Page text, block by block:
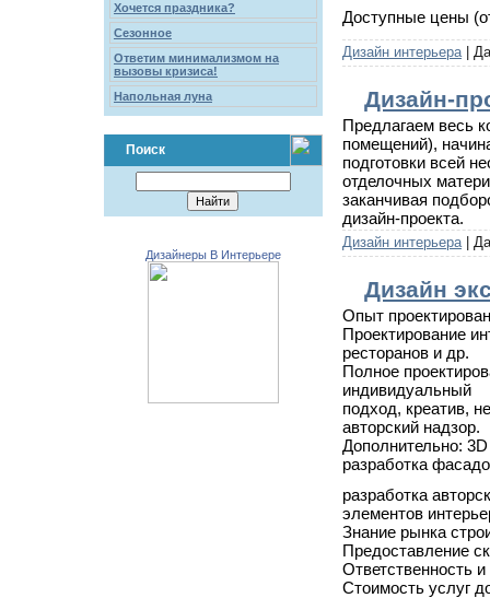
Хочется праздника?
Сезонное
Ответим минимализмом на
вызовы кризиса!
Напольная луна
Поиск
Дизайнеры В Интерьере
Доступные цены
Дизайн интерьера|
Дизайн-
Предлагаем весь
помещений),
подготовки всей
отделочных
заканчивая
дизайн-проекта.
Дизайн интерьера|
Дизайн
Опыт
Проектирование
ресторанов и др.
Полное
индивидуальный
подход, креатив,
авторский надзор.
Дополнительно:
разработка
разработка
элементов
Знание рынка
Предоставление
Ответственность
Стоимость услуг